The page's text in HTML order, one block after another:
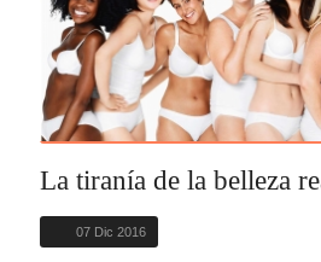
La tiranía de la belleza
07 Dic 2016